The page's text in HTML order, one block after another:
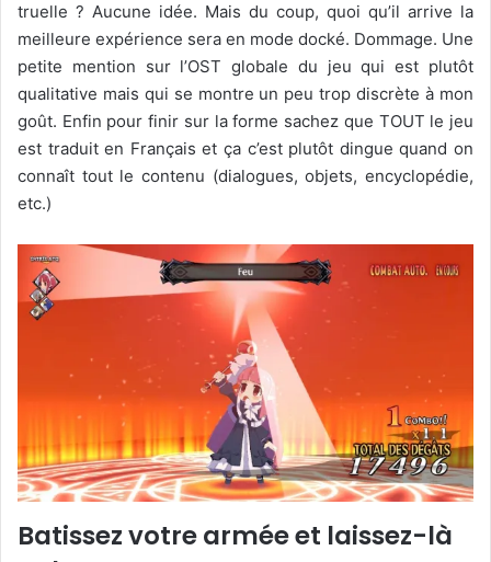
truelle ? Aucune idée. Mais du coup, quoi qu’il arrive la
meilleure expérience sera en mode docké. Dommage. Une
petite mention sur l’OST globale du jeu qui est plutôt
qualitative mais qui se montre un peu trop discrète à mon
goût. Enfin pour finir sur la forme sachez que TOUT le jeu
est traduit en Français et ça c’est plutôt dingue quand on
connaît tout le contenu (dialogues, objets, encyclopédie,
etc.)
Batissez votre armée et laissez-là